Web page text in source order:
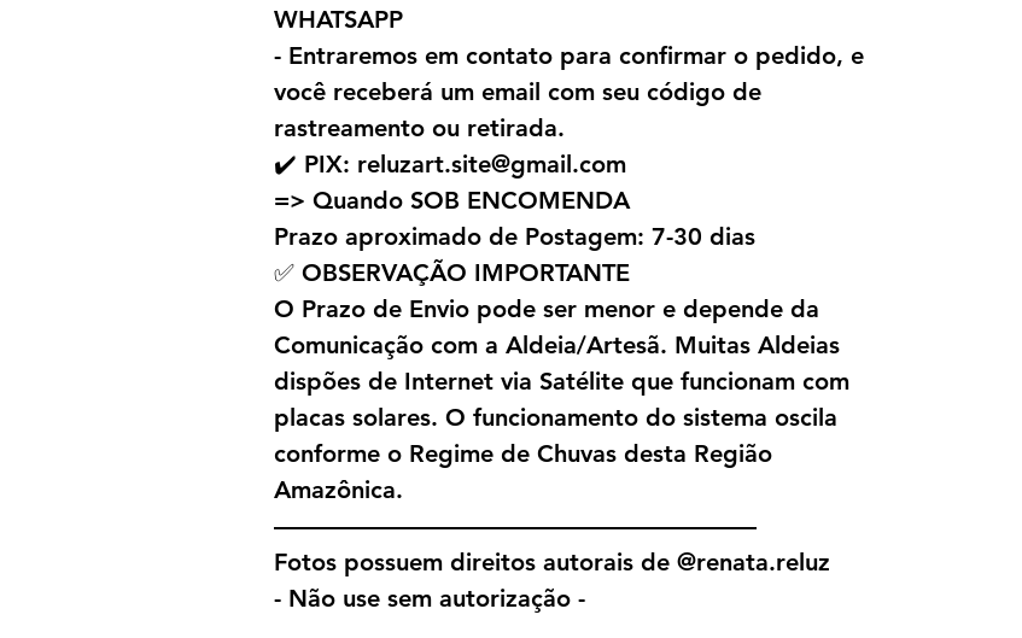
WHATSAPP
- Entraremos em contato para confirmar o pedido, e
você receberá um email com seu código de
rastreamento ou retirada.
✔️ PIX: reluzart.site@gmail.com
=> Quando SOB ENCOMENDA
Prazo aproximado de Postagem: 7-30 dias
✅ OBSERVAÇÃO IMPORTANTE
O Prazo de Envio pode ser menor e depende da
Comunicação com a Aldeia/Artesã. Muitas Aldeias
dispões de Internet via Satélite que funcionam com
placas solares. O funcionamento do sistema oscila
conforme o Regime de Chuvas desta Região
Amazônica.
————————————————————
Fotos possuem direitos autorais de @renata.reluz
- Não use sem autorização -